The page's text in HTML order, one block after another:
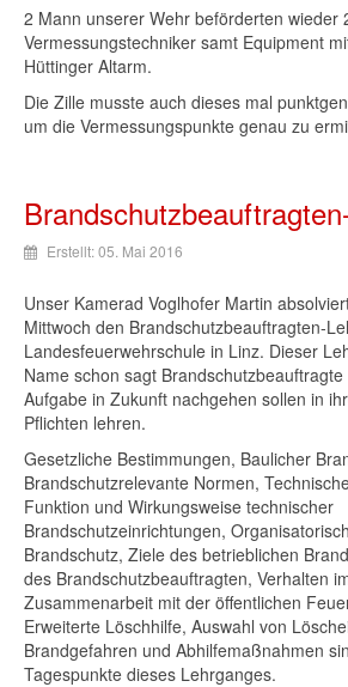
2 Mann unserer Wehr beförderten wieder
Vermessungstechniker samt Equipment
Hüttinger Altarm.
Die Zille musste auch dieses mal
um die Vermessungspunkte genau zu
Erstellt: 05. Mai 2016
Unser Kamerad Voglhofer Martin
Mittwoch den Brandschutzbeauftragten-
Landesfeuerwehrschule in Linz. Dieser
Name schon sagt Brandschutzbeauftragte
Aufgabe in Zukunft nachgehen sollen in
Pflichten lehren.
Gesetzliche Bestimmungen, Baulicher
Brandschutzrelevante Normen,
Funktion und Wirkungsweise technischer
Brandschutzeinrichtungen,
Brandschutz, Ziele des betrieblichen
des Brandschutzbeauftragten, Verhalten
Zusammenarbeit mit der öffentlichen
Erweiterte Löschhilfe, Auswahl von
Brandgefahren und Abhilfemaßnahmen
Tagespunkte dieses Lehrganges.